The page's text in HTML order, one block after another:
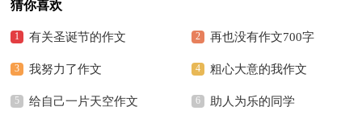
猜你喜欢
有关圣诞节的作文 再也没有作文700字
我努力了作文 粗心大意的我作文
给自己一片天空作文 助人为乐的同学